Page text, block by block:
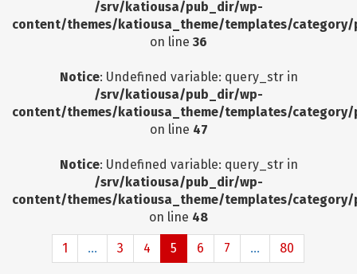
/srv/katiousa/pub_dir/wp-
content/themes/katiousa_theme/templates/
on line 36
Notice: Undefined variable: query_str in
/srv/katiousa/pub_dir/wp-
content/themes/katiousa_theme/templates/
on line 47
Notice: Undefined variable: query_str in
/srv/katiousa/pub_dir/wp-
content/themes/katiousa_theme/templates/
on line 48
1 ... 3 4 5 6 7 ... 80